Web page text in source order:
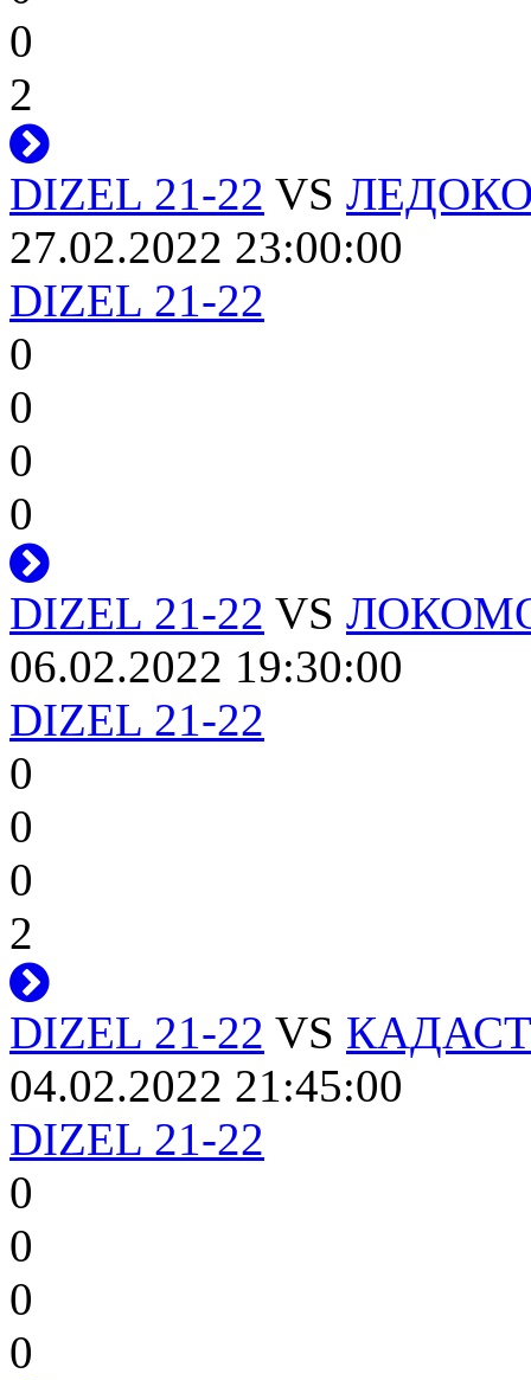
0
2
DIZEL 21-22 VS
27.02.2022 23:00:00
DIZEL 21-22
0
0
0
0
DIZEL 21-22 VS
06.02.2022 19:30:00
DIZEL 21-22
0
0
0
2
DIZEL 21-22 VS
04.02.2022 21:45:00
DIZEL 21-22
0
0
0
0